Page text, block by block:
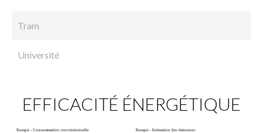
Tram
Université
EFFICACITÉ ÉNERGÉTIQUE